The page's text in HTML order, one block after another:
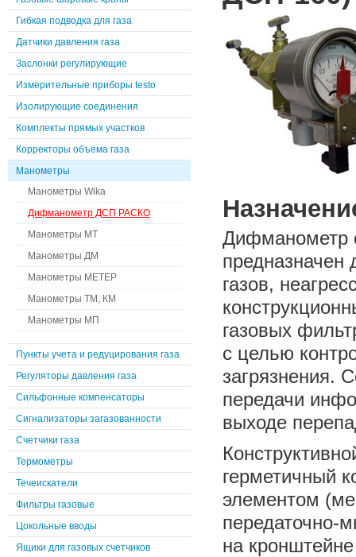
Дифманометр
предназначен
газов,
газовых
с целью
загрязнения.
передачи
выходе
герметичный
элементом
передаточно-
на
Гибкая подводка для газа
Датчики давления газа
Заслонки регулирующие
Измерительные приборы testo
Изолирующие соединения
Комплекты прямых участков
Корректоры объема газа
Манометры
Манометры Wika
Дифманометр ДСП РАСКО
Манометры МТ
Манометры ДМ
Манометры МЕТЕР
Манометры ТМ, КМ
Манометры МП
Пункты учета и редуцирования газа
Регуляторы давления газа
Сильфонные компенсаторы
Сигнализаторы загазованности
Счетчики газа
Термометры
Течеискатели
Фильтры газовые
Цокольные вводы
Ящики для газовых счетчиков